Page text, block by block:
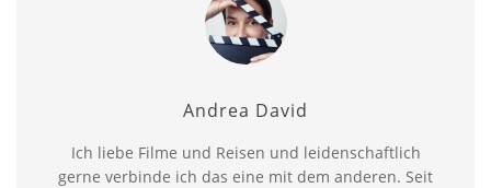
Andrea David
Ich liebe Filme und Reisen und leidenschaftlich
gerne verbinde ich das eine mit dem anderen. Seit